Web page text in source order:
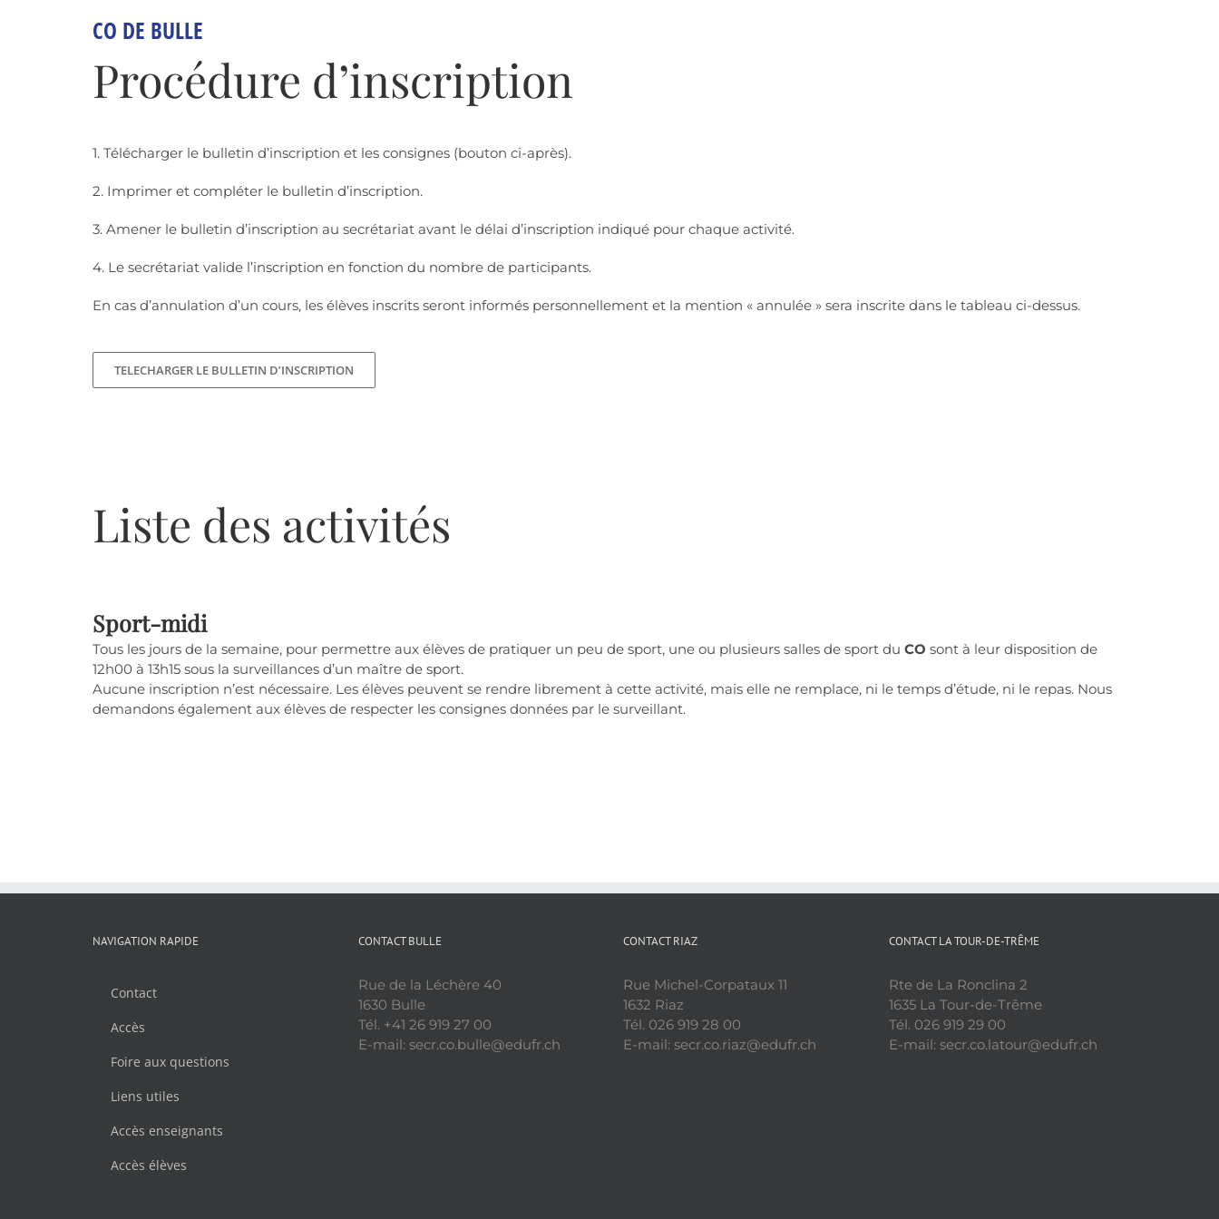
CO DE BULLE
Procédure d’inscription
1. Télécharger le bulletin d’inscription et les consignes (bouton ci-après).
2. Imprimer et compléter le bulletin d’inscription.
3. Amener le bulletin d’inscription au secrétariat avant le délai d’inscription indiqué pour chaque activité.
4. Le secrétariat valide l’inscription en fonction du nombre de participants.
En cas d’annulation d’un cours, les élèves inscrits seront informés personnellement et la mention « annulée » sera inscrite dans le tableau ci-dessus.
TELECHARGER LE BULLETIN D’INSCRIPTION
Liste des activités
Sport-midi
Tous les jours de la semaine, pour permettre aux élèves de pratiquer un peu de sport, une ou plusieurs salles de sport du CO sont à leur disposition de
12h00 à 13h15 sous la surveillances d’un maître de sport.
Aucune inscription n’est nécessaire. Les élèves peuvent se rendre librement à cette activité, mais elle ne remplace, ni le temps d’étude, ni le repas. Nous
demandons également aux élèves de respecter les consignes données par le surveillant.
NAVIGATION RAPIDE
Contact
Accès
Foire aux questions
Liens utiles
Accès enseignants
Accès élèves
CONTACT BULLE
Rue de la Léchère 40
1630 Bulle
Tél. +41 26 919 27 00
E-mail: secr.co.bulle@edufr.ch
CONTACT RIAZ
Rue Michel-Corpataux 11
1632 Riaz
Tél. 026 919 28 00
E-mail: secr.co.riaz@edufr.ch
CONTACT LA TOUR-DE-TRÊME
Rte de La Ronclina 2
1635 La Tour-de-Trême
Tél. 026 919 29 00
E-mail: secr.co.latour@edufr.ch